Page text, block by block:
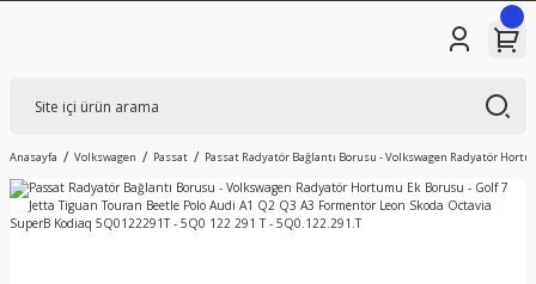
Anasayfa Volkswagen Passat Passat Radyatör Bağlantı Borusu - Volkswagen Radyatör